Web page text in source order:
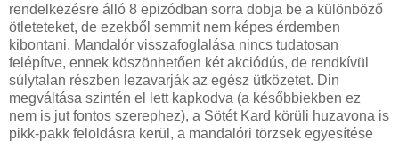
rendelkezésre álló 8 epizódban sorra dobja be a különböző
ötleteteket, de ezekből semmit nem képes érdemben
kibontani. Mandalór visszafoglalása nincs tudatosan
felépítve, ennek köszönhetően két akciódús, de rendkívül
súlytalan részben lezavarják az egész ütközetet. Din
megváltása szintén el lett kapkodva (a későbbiekben ez
nem is jut fontos szerephez), a Sötét Kard körüli huzavona is
pikk-pakk feloldásra kerül, a mandalóri törzsek egyesítése